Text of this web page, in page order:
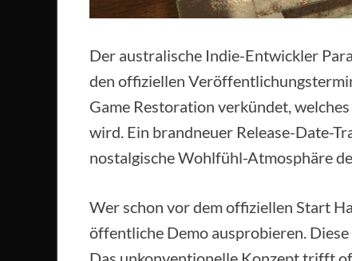
Der australische Indie-Entwickler
den offiziellen
Game Restoration verkündet,
wird. Ein brandneuer Release-Date-
nostalgische Wohlfühl-Atmosphäre
Wer schon vor dem offiziellen Start
öffentliche Demo ausprobieren.